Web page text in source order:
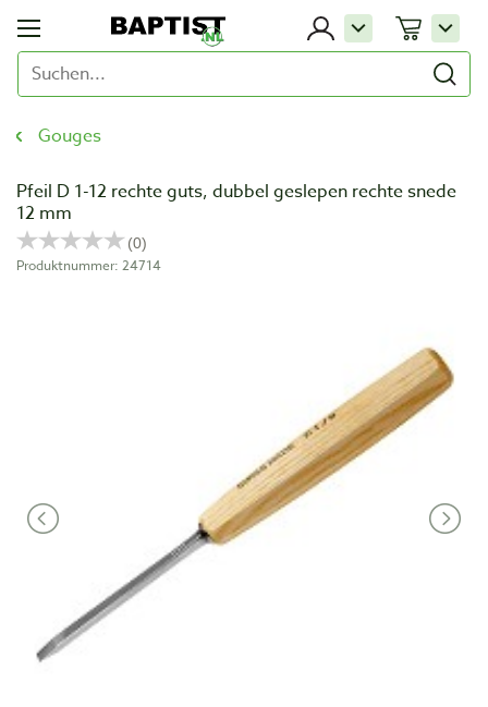
Gouges
Pfeil D 1-12 rechte guts, dubbel geslepen rechte snede
12 mm
Produktnummer: 24714